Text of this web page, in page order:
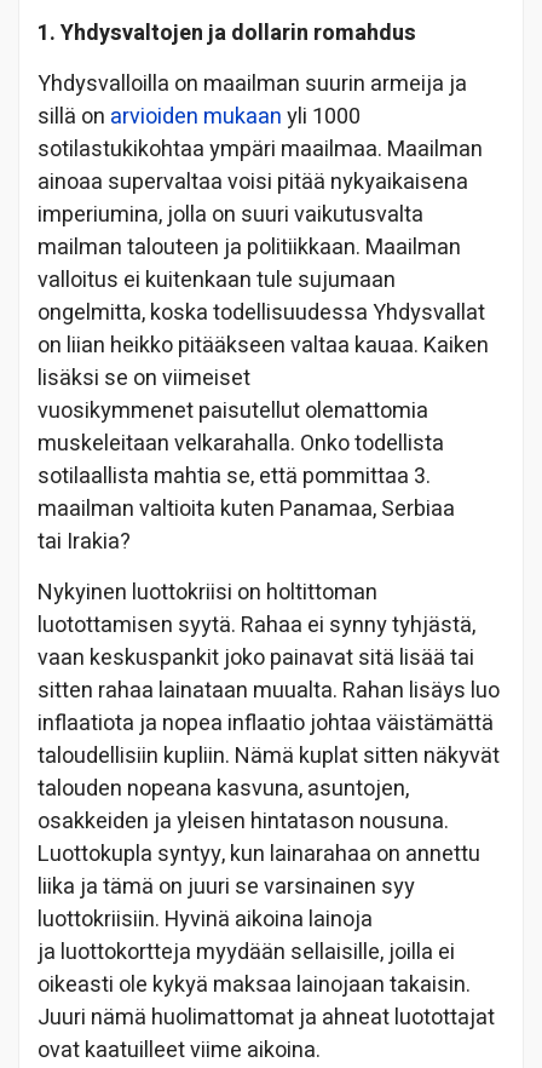
1. Yhdysvaltojen ja dollarin romahdus
Yhdysvalloilla on maailman suurin armeija ja
sillä on arvioiden mukaanyli 1000
sotilastukikohtaa ympäri maailmaa. Maailman
ainoaa supervaltaa voisi pitää nykyaikaisena
imperiumina, jolla on suuri vaikutusvalta
mailman talouteen ja politiikkaan. Maailman
valloitus ei kuitenkaan tule sujumaan
ongelmitta, koska todellisuudessa Yhdysvallat
on liian heikko pitääkseen valtaa kauaa. Kaiken
lisäksi se on viimeiset
vuosikymmenet paisutellut olemattomia
muskeleitaan velkarahalla. Onko todellista
sotilaallista mahtia se, että pommittaa 3.
maailman valtioita kuten Panamaa, Serbiaa
tai Irakia?
Nykyinen luottokriisi on holtittoman
luotottamisen syytä. Rahaa ei synny tyhjästä,
vaan keskuspankit joko painavat sitä lisää tai
sitten rahaa lainataan muualta. Rahan lisäys luo
inflaatiota ja nopea inflaatio johtaa väistämättä
taloudellisiin kupliin. Nämä kuplat sitten näkyvät
talouden nopeana kasvuna, asuntojen,
osakkeiden ja yleisen hintatason nousuna.
Luottokupla syntyy, kun lainarahaa on annettu
liika ja tämä on juuri se varsinainen syy
luottokriisiin. Hyvinä aikoina lainoja
ja luottokortteja myydään sellaisille, joilla ei
oikeasti ole kykyä maksaa lainojaan takaisin.
Juuri nämä huolimattomat ja ahneat luotottajat
ovat kaatuilleet viime aikoina.